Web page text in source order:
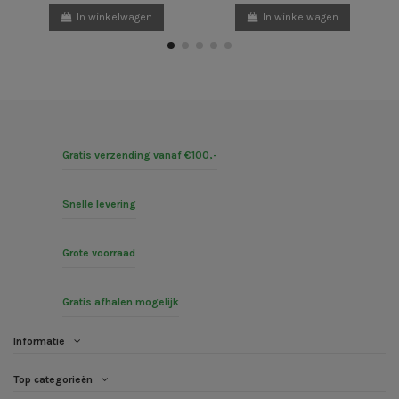
In winkelwagen In winkelwagen
Gratis verzending vanaf €100,-
Snelle levering
Grote voorraad
Gratis afhalen mogelijk
Informatie
Top categorieën